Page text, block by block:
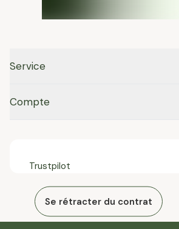
Service
Compte
Trustpilot
Se rétracter du contrat